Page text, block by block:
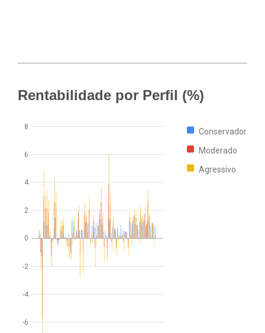
Rentabilidade por Perfil (%)
Conservador
Moderado
Agressivo
-6
-4
-2
0
2
4
6
8